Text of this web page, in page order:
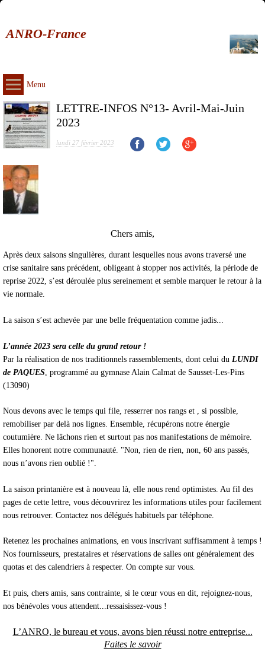
ANRO-France
Menu
LETTRE-INFOS N°13- Avril-Mai-Juin
2023
lundi 27 février 2023
Chers amis,
Après deux saisons singulières, durant lesquelles nous avons traversé une
crise sanitaire sans précédent, obligeant à stopper nos activités, la période de
reprise 2022, s’est déroulée plus sereinement et semble marquer le retour à la
vie normale.
La saison s’est achevée par une belle fréquentation comme jadis...
L’année 2023 sera celle du grand retour !
Par la réalisation de nos traditionnels rassemblements, dont celui du LUNDI
de PAQUES , programmé au gymnase Alain Calmat de Sausset-Les-Pins
(13090)
Nous devons avec le temps qui file, resserrer nos rangs et , si possible,
remobiliser par delà nos lignes. Ensemble, récupérons notre énergie
coutumière. Ne lâchons rien et surtout pas nos manifestations de mémoire.
Elles honorent notre communauté. "Non, rien de rien, non, 60 ans passés,
nous n’avons rien oublié !".
La saison printanière est à nouveau là, elle nous rend optimistes. Au fil des
pages de cette lettre, vous découvrirez les informations utiles pour facilement
nous retrouver. Contactez nos délégués habituels par téléphone.
Retenez les prochaines animations, en vous inscrivant suffisamment à temps !
Nos fournisseurs, prestataires et réservations de salles ont généralement des
quotas et des calendriers à respecter. On compte sur vous.
Et puis, chers amis, sans contrainte, si le cœur vous en dit, rejoignez-nous,
nos bénévoles vous attendent...ressaisissez-vous !
L’ANRO, le bureau et vous, avons bien réussi notre entreprise...
Faites le savoir